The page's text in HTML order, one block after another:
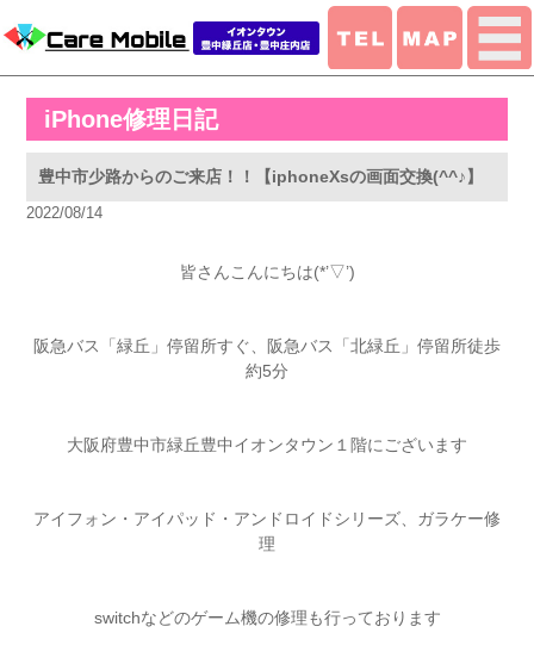
iPhone修理日記
豊中市少路からのご来店！！【iphoneXsの画面交換(^^♪】
2022/08/14
皆さんこんにちは(*’▽’)
阪急バス「緑丘」停留所すぐ、阪急バス「北緑丘」停留所徒歩
約5分
大阪府豊中市緑丘豊中イオンタウン１階にございます
アイフォン・アイパッド・アンドロイドシリーズ、ガラケー修
理
switchなどのゲーム機の修理も行っております